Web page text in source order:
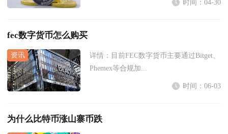
时间：04-30
fec数字货币怎么购买
详情： 目前FEC数字货币主要通过Bitget、
Phemex等合规加...
时间：06-03
为什么比特币涨山寨币跌